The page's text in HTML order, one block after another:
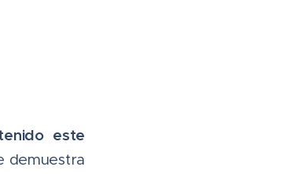
este
demuestra